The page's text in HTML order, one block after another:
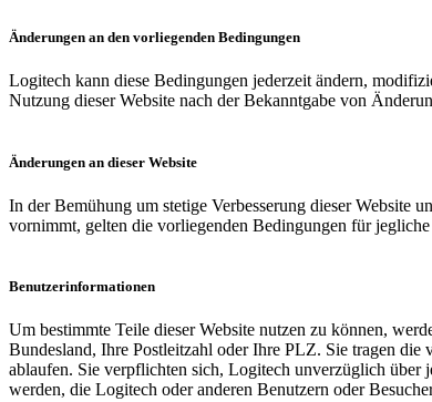
Änderungen an den vorliegenden Bedingungen
Logitech kann diese Bedingungen jederzeit ändern,
Nutzung dieser Website nach der Bekanntgabe von
Änderungen an dieser Website
In der Bemühung um stetige Verbesserung dieser Website
vornimmt, gelten die vorliegenden Bedingungen für
Benutzerinformationen
Um bestimmte Teile dieser Website nutzen zu können,
Bundesland, Ihre Postleitzahl oder Ihre PLZ. Sie tragen
ablaufen. Sie verpflichten sich, Logitech unverzüglich über
werden, die Logitech oder anderen Benutzern oder